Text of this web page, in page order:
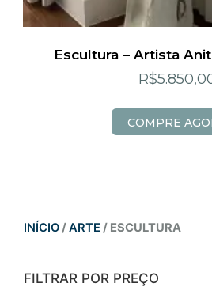
INÍCIO/ARTE / ESCULTURA
FILTRAR POR PREÇO
Escultura – Artista
R$
COMPRE